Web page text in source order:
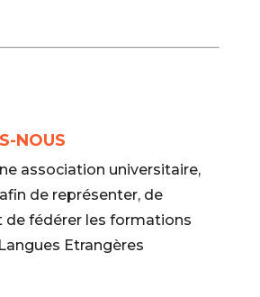
NOUS
association universitaire,
de représenter, de
de fédérer les formations
Etrangères